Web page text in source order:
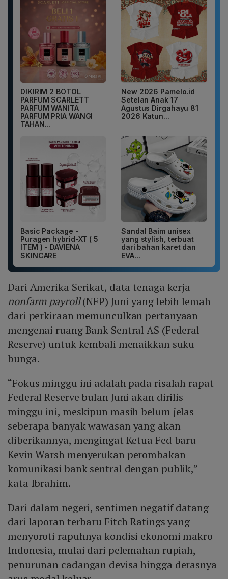
DIKIRIM 2 BOTOL
PARFUM SCARLETT
PARFUM WANITA
PARFUM PRIA WANGI
TAHAN...
New 2026 Pamelo.id
Setelan Anak 17
Agustus Dirgahayu 81
2026 Katun...
Basic Package -
Puragen hybrid-XT ( 5
ITEM ) - DAVIENA
SKINCARE
Sandal Baim unisex
yang stylish, terbuat
dari bahan karet dan
EVA...
Dari Amerika Serikat, data tenaga kerja
nonfarm payroll(NFP) Juni yang lebih lemah
dari perkiraan memunculkan pertanyaan
mengenai ruang Bank Sentral AS (Federal
Reserve) untuk kembali menaikkan suku
bunga.
“Fokus minggu ini adalah pada risalah rapat
Federal Reserve bulan Juni akan dirilis
minggu ini, meskipun masih belum jelas
seberapa banyak wawasan yang akan
diberikannya, mengingat Ketua Fed baru
Kevin Warsh menyerukan perombakan
komunikasi bank sentral dengan publik,”
kata Ibrahim.
Dari dalam negeri, sentimen negatif datang
dari laporan terbaru Fitch Ratings yang
menyoroti rapuhnya kondisi ekonomi makro
Indonesia, mulai dari pelemahan rupiah,
penurunan cadangan devisa hingga derasnya